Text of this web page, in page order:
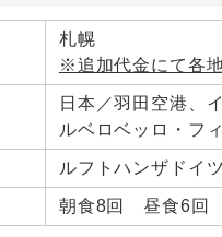
札幌
※追加代金にて各
日本／羽田空港、
ルベロベッロ・フ
ミラノ・ナポリ・
サ・ローマ・ソレ
ア・メストレ
ルフトハンザドイ
朝食8回 昼食6回
新千歳空港
女満別空港
たんちょう釧路空港
旭川空港
とかち帯広空港
函館空港